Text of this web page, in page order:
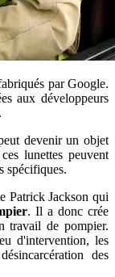
par Google.
aux développeurs
devenir un objet
lunettes peuvent
spécifiques.
Patrick Jackson qui
. Il a donc crée
travail de pompier.
d'intervention, les
des